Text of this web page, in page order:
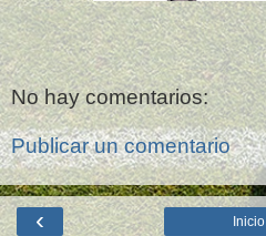
No hay comentarios:
Publicar un comentario
‹ Inicio